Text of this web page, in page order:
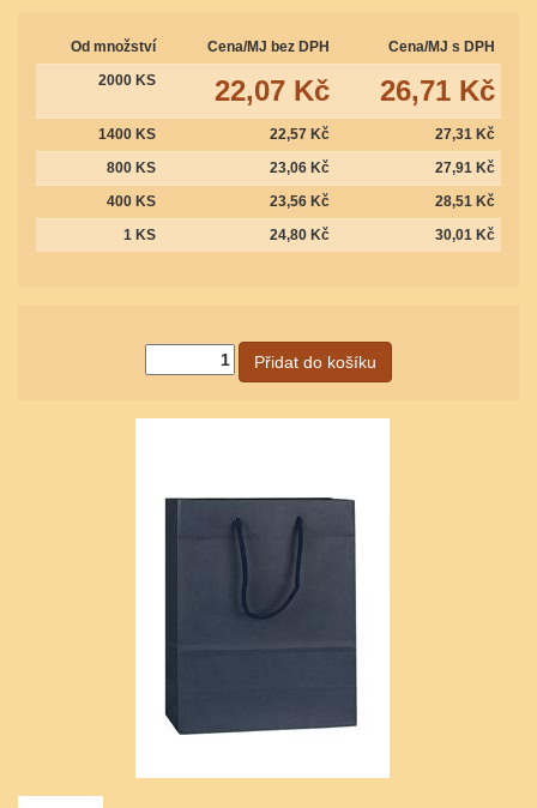
Od množství Cena/MJ bez DPH
Cena/MJ s DPH
2000 KS
22,07 Kč 26,71 Kč
1400 KS 22,57 Kč
27,31 Kč
800 KS
23,06 Kč
27,91 Kč
400 KS
23,56 Kč
28,51 Kč
1 KS
24,80 Kč 30,01 Kč